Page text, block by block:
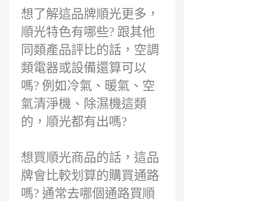
想了解這品牌順光更多，
順光特色有哪些? 跟其他
同類產品評比的話，空調
類電器或設備還算可以
嗎? 例如冷氣、暖氣、空
氣清淨機、除濕機這類
的，順光都有出嗎?
想買順光商品的話，這品
牌會比較划算的購買通路
嗎? 通常去哪個通路買順